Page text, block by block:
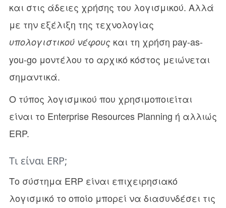
και στις άδειες χρήσης του λογισμικού. Αλλά
με την εξέλιξη της τεχνολογίας
υπολογιστικού νέφους και τη χρήση pay-as-
you-go μοντέλου το αρχικό κόστος μειώνεται
σημαντικά.
Ο τύπος λογισμικού που χρησιμοποιείται
είναι το Enterprise Resources Planning ή αλλιώς
ERP.
Τι είναι ERP;
Το σύστημα ERP είναι επιχειρησιακό
λογισμικό το οποίο μπορεί να διασυνδέσει τις